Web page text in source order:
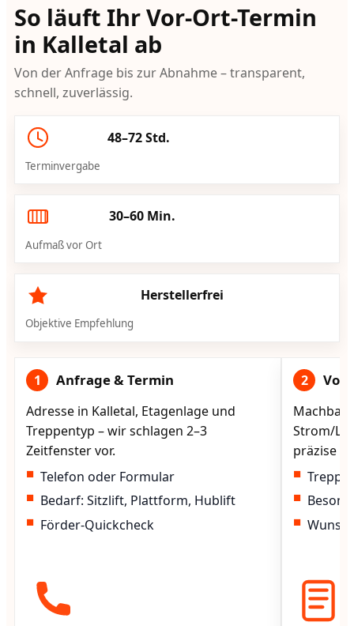
So läuft Ihr Vor-Ort-Termin
in Kalletal ab
Von der Anfrage bis zur Abnahme – transparent,
schnell, zuverlässig.
48–72 Std.
Terminvergabe
30–60 Min.
Aufmaß vor Ort
Herstellerfrei
Objektive Empfehlung
1 Anfrage & Termin
Adresse in Kalletal, Etagenlage und
Treppentyp – wir schlagen 2–3
Zeitfenster vor.
Telefon oder Formular
Bedarf: Sitzlift, Plattform, Hublift
Förder-Quickcheck
2
Strom/
präzise